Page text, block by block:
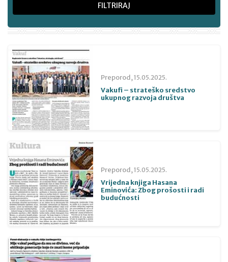
FILTRIRAJ
Preporod,15.05.2025.
Vakufi – strateško sredstvo
ukupnog razvoja društva
Preporod,15.05.2025.
Vrijedna knjiga Hasana
Eminovića: Zbog prošosti i radi
budućnosti